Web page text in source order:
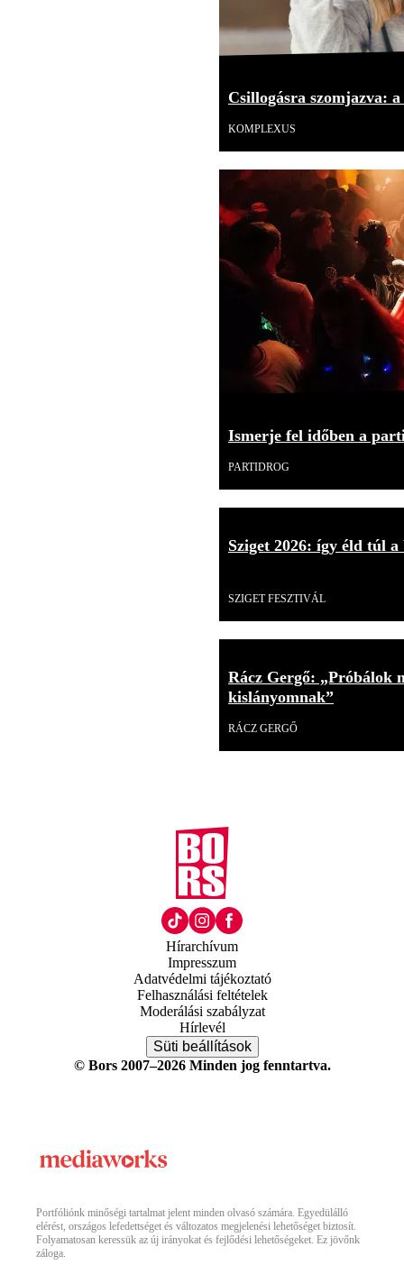
Csillogásra szomjazva:
KOMPLEXUS
Ismerje fel időben a
PARTIDROG
Sziget 2026: így éld túl
SZIGET FESZTIVÁL
Rácz Gergő: „Próbálok
kislányomnak”
RÁCZ GERGŐ
Hírarchívum
Impresszum
Adatvédelmi tájékoztató
Felhasználási feltételek
Moderálási szabályzat
Hírlevél
Süti beállítások
© Bors 2007–2026 Minden jog fenntartva.
Portfóliónk minőségi tartalmat jelent minden olvasó számára. Egyedülálló
elérést, országos lefedettséget és változatos megjelenési lehetőséget biztosít.
Folyamatosan keressük az új irányokat és fejlődési lehetőségeket. Ez jövőnk
záloga.